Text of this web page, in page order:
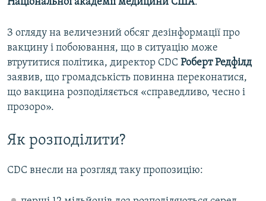
З огляду на величезний обсяг дезінформації про
вакцину і побоювання, що в ситуацію може
втрутитися політика, директор CDC Роберт Редфілд
заявив, що громадськість повинна переконатися,
що вакцина розподіляється «справедливо, чесно і
прозоро».
Як розподілити?
CDC внесли на розгляд таку пропозицію: